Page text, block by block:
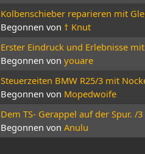
Kolbenschieber reparieren mit
Begonnen von † Knut
Erster Eindruck und Erlebnisse
Begonnen von youare
Steuerzeiten BMW R25/3 mit
Begonnen von Mopedwoife
Dem TS- Gerappel auf der Spur.
Begonnen von Anulu